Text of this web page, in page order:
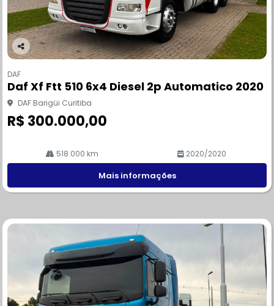
Co
pa
rtil
he
DAF
Daf Xf Ftt 510 6x4 Diesel 2p Automatico 2020
DAF Barigüi Curitiba
R$ 300.000,00
518.000 km 2020/2020
Mais informações